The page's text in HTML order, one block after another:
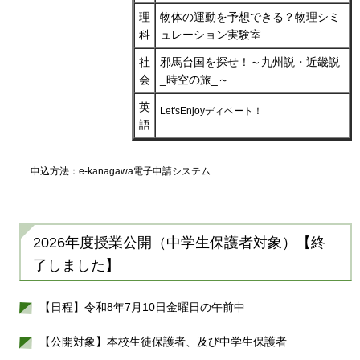
理
科
物体の運動を予想できる？物理シミ
ュレーション実験室
社
会
邪馬台国を探せ！～九州説・近畿説
_時空の旅_～
英
語
Let'sEnjoyディベート！
申込方法：e-kanagawa電子申請システム
2026年度授業公開（中学生保護者対象）【終
了しました】
【日程】令和8年7月10日金曜日の午前中
【公開対象】本校生徒保護者、及び中学生保護者